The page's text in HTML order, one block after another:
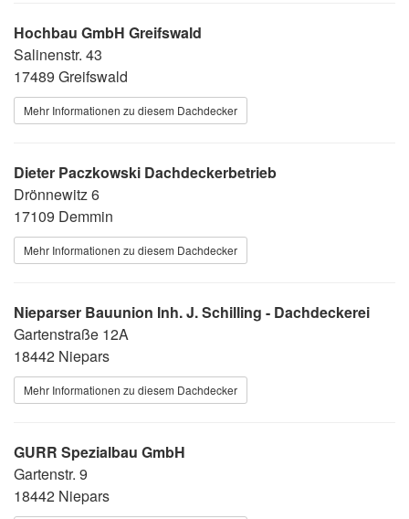
Hochbau GmbH Greifswald
Salinenstr. 43
17489 Greifswald
Mehr Informationen zu diesem Dachdecker
Dieter Paczkowski Dachdeckerbetrieb
Drönnewitz 6
17109 Demmin
Mehr Informationen zu diesem Dachdecker
Nieparser Bauunion Inh. J. Schilling - Dachdeckerei
Gartenstraße 12A
18442 Niepars
Mehr Informationen zu diesem Dachdecker
GURR Spezialbau GmbH
Gartenstr. 9
18442 Niepars